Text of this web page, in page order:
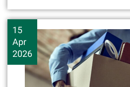
15
Apr
2026